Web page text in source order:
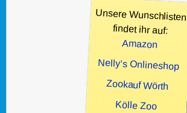
Unsere Wunschlisten
findet ihr auf:
Amazon
Nelly’s Onlineshop
Zookauf Wörth
Kölle Zoo